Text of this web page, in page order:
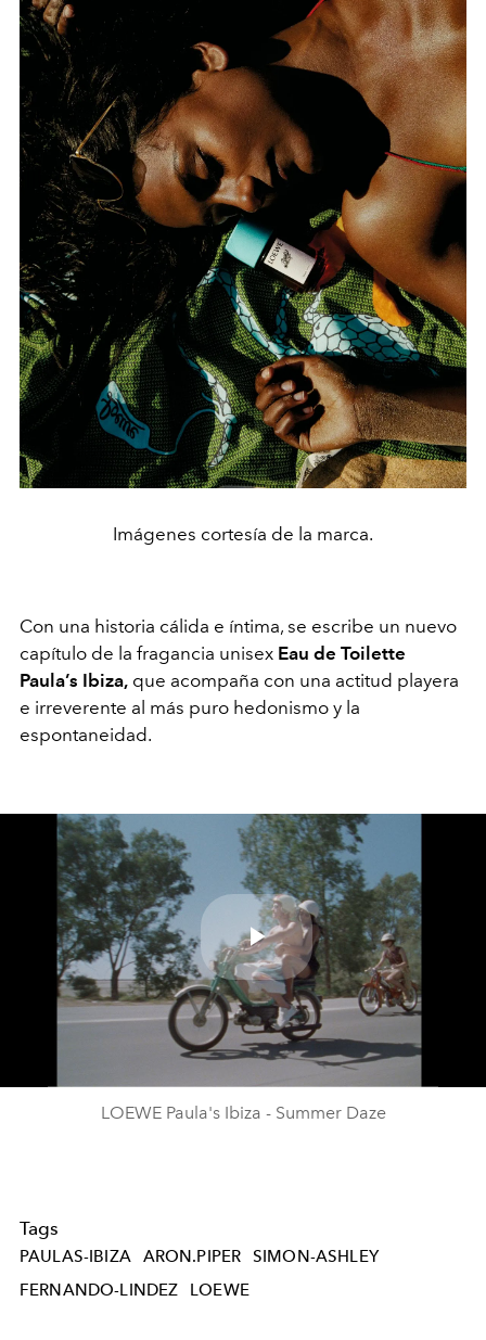
Imágenes cortesía de la marca.
Con una historia cálida e íntima, se escribe un nuevo
capítulo de la fragancia unisex Eau de Toilette
Paula’s Ibiza, que acompaña con una actitud playera
e irreverente al más puro hedonismo y la
espontaneidad.
Play
Video
LOEWE Paula's Ibiza - Summer Daze
Tags
PAULAS-IBIZA ARON.PIPER
SIMON-ASHLEY
FERNANDO-LINDEZ
LOEWE